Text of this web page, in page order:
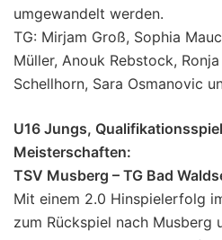
umgewandelt werden.
TG: Mirjam Groß, Sophia
Müller, Anouk Rebstock,
Schellhorn, Sara Osmanovic
U16 Jungs,
Meisterschaften:
TSV Musberg – TG Bad
Mit einem 2.0 Hinspielerfolg
zum Rückspiel nach Musberg